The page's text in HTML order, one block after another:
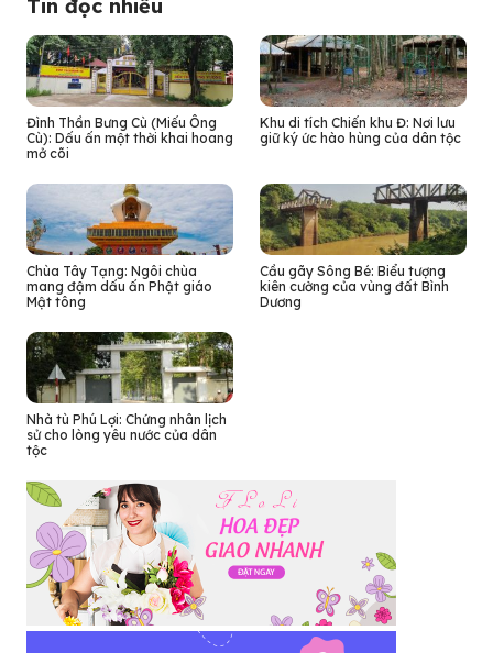
Tin đọc nhiều
Đình Thần Bưng Cù (Miếu Ông
Cù): Dấu ấn một thời khai hoang
mở cõi
Khu di tích Chiến khu Đ: Nơi lưu
giữ ký ức hào hùng của dân tộc
Chùa Tây Tạng: Ngôi chùa
mang đậm dấu ấn Phật giáo
Mật tông
Cầu gãy Sông Bé: Biểu tượng
kiên cường của vùng đất Bình
Dương
Nhà tù Phú Lợi: Chứng nhân lịch
sử cho lòng yêu nước của dân
tộc